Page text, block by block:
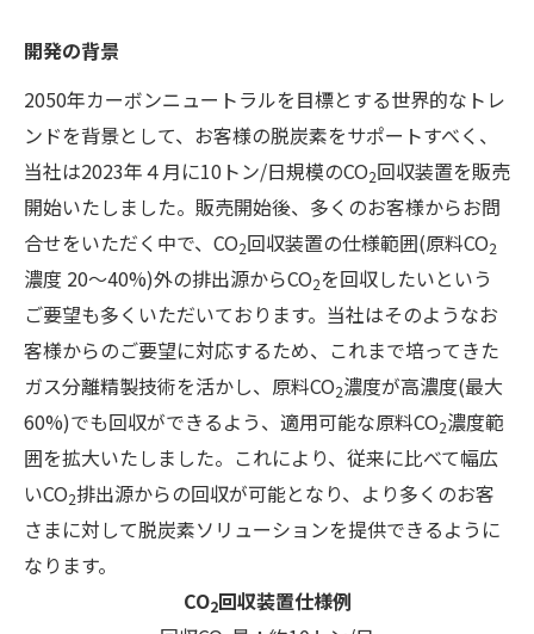
開発の背景
2050年カーボンニュートラルを目標とする世界的なトレ
ンドを背景として、お客様の脱炭素をサポートすべく、
当社は2023年４月に10トン/日規模のCO2回収装置を販売
開始いたしました。販売開始後、多くのお客様からお問
合せをいただく中で、CO2回収装置の仕様範囲(原料CO2
濃度 20～40%)外の排出源からCO2を回収したいという
ご要望も多くいただいております。当社はそのようなお
客様からのご要望に対応するため、これまで培ってきた
ガス分離精製技術を活かし、原料CO2濃度が高濃度(最大
60%)でも回収ができるよう、適用可能な原料CO2濃度範
囲を拡大いたしました。これにより、従来に比べて幅広
いCO2排出源からの回収が可能となり、より多くのお客
さまに対して脱炭素ソリューションを提供できるように
なります。
CO2回収装置仕様例